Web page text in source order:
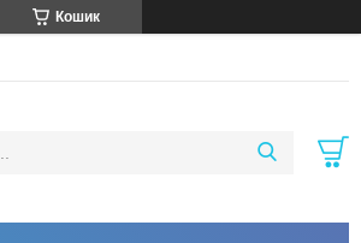
Кошик